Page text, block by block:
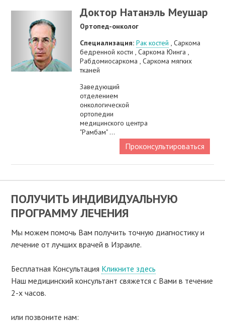
Доктор Натанэль Меушар
Ортопед-онколог
Специализация:Рак костей , Саркома
бедренной кости , Саркома Юинга ,
Рабдомиосаркома , Саркома мягких
тканей
Заведующий
отделением
онкологической
ортопедии
медицинского центра
"Рамбам" ...
Проконсультироваться
ПОЛУЧИТЬ ИНДИВИДУАЛЬНУЮ
ПРОГРАММУ ЛЕЧЕНИЯ
Мы можем помочь Вам получить точную диагностику и
лечение от лучших врачей в Израиле.
Бесплатная Консультация Кликните здесь
Наш медицинский консультант свяжeтся с Вами в течение
2-х часов.
или позвоните нам: